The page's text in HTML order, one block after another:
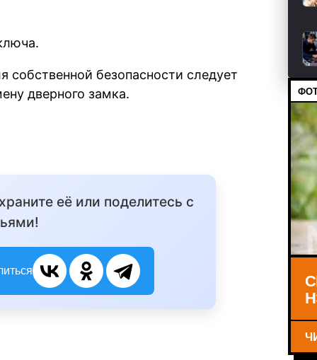
безопасности следует
дверного замка.
её или поделитесь с